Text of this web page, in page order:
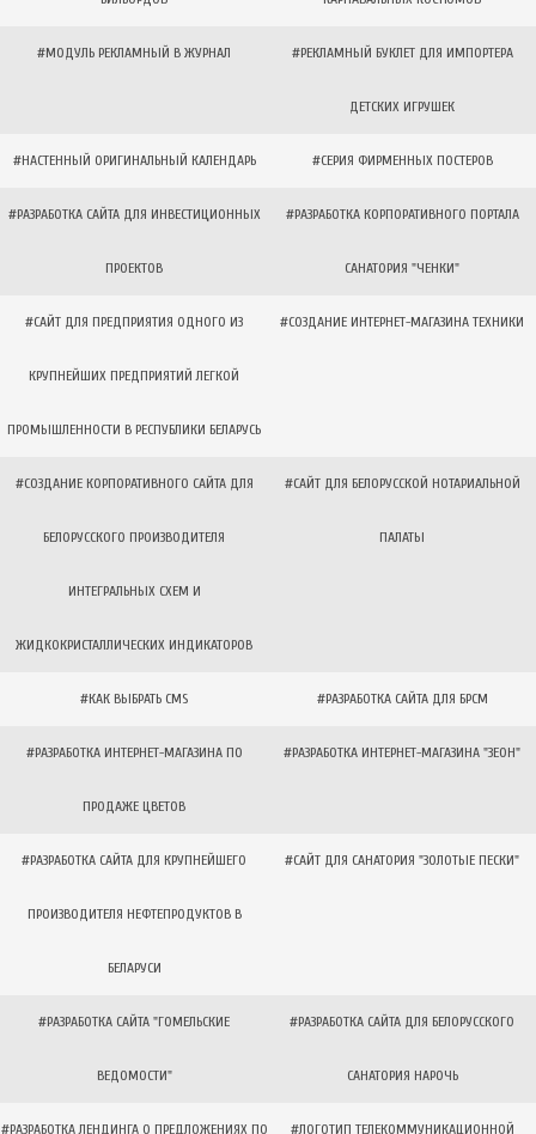
#МОДУЛЬ РЕКЛАМНЫЙ В ЖУРНАЛ #РЕКЛАМНЫЙ БУКЛЕТ ДЛЯ ИМПОРТЕРА
ДЕТСКИХ ИГРУШЕК
#НАСТЕННЫЙ ОРИГИНАЛЬНЫЙ КАЛЕНДАРЬ #СЕРИЯ ФИРМЕННЫХ ПОСТЕРОВ
#РАЗРАБОТКА САЙТА ДЛЯ ИНВЕСТИЦИОННЫХ
ПРОЕКТОВ
#РАЗРАБОТКА КОРПОРАТИВНОГО ПОРТАЛА
САНАТОРИЯ "ЧЕНКИ"
#САЙТ ДЛЯ ПРЕДПРИЯТИЯ ОДНОГО ИЗ
КРУПНЕЙШИХ ПРЕДПРИЯТИЙ ЛЕГКОЙ
ПРОМЫШЛЕННОСТИ В РЕСПУБЛИКИ БЕЛАРУСЬ
#СОЗДАНИЕ ИНТЕРНЕТ-МАГАЗИНА ТЕХНИКИ
#СОЗДАНИЕ КОРПОРАТИВНОГО САЙТА ДЛЯ
БЕЛОРУССКОГО ПРОИЗВОДИТЕЛЯ
ИНТЕГРАЛЬНЫХ СХЕМ И
ЖИДКОКРИСТАЛЛИЧЕСКИХ ИНДИКАТОРОВ
#САЙТ ДЛЯ БЕЛОРУССКОЙ НОТАРИАЛЬНОЙ
ПАЛАТЫ
#КАК ВЫБРАТЬ CMS #РАЗРАБОТКА САЙТА ДЛЯ БРСМ
#РАЗРАБОТКА ИНТЕРНЕТ-МАГАЗИНА ПО
ПРОДАЖЕ ЦВЕТОВ
#РАЗРАБОТКА ИНТЕРНЕТ-МАГАЗИНА "ЗЕОН"
#РАЗРАБОТКА САЙТА ДЛЯ КРУПНЕЙШЕГО
ПРОИЗВОДИТЕЛЯ НЕФТЕПРОДУКТОВ В
БЕЛАРУСИ
#САЙТ ДЛЯ САНАТОРИЯ "ЗОЛОТЫЕ ПЕСКИ"
#РАЗРАБОТКА САЙТА "ГОМЕЛЬСКИЕ
ВЕДОМОСТИ"
#РАЗРАБОТКА САЙТА ДЛЯ БЕЛОРУССКОГО
САНАТОРИЯ НАРОЧЬ
#РАЗРАБОТКА ЛЕНДИНГА О ПРЕДЛОЖЕНИЯХ ПО #ЛОГОТИП ТЕЛЕКОММУНИКАЦИОННОЙ